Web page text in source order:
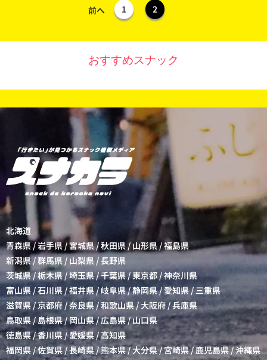
前へ 1 2
おすすめスナック
北海道
青森県/岩手県/宮城県/秋田県 / 山形県/福島県
新潟県/群馬県 / 山梨県 /長野県
茨城県 /栃木県/埼玉県/千葉県/東京都 /神奈川県
富山県 /石川県 /福井県/岐阜県/静岡県/愛知県/三重県
滋賀県/京都府 /奈良県 /和歌山県/大阪府 /兵庫県
鳥取県 /島根県/岡山県/広島県/山口県
徳島県/香川県/愛媛県/高知県
福岡県 /佐賀県 /長崎県/熊本県/大分県/宮崎県/鹿児島県/沖縄県